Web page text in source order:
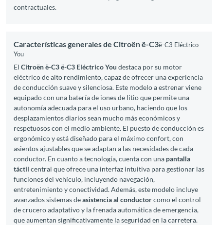
contractuales.
Características generales de Citroën ë-C3ë-C3 Eléctrico
You
El Citroën ë-C3 ë-C3 Eléctrico You destaca por su motor
eléctrico de alto rendimiento, capaz de ofrecer una experiencia
de conducción suave y silenciosa. Este modelo a estrenar viene
equipado con una batería de iones de litio que permite una
autonomía adecuada para el uso urbano, haciendo que los
desplazamientos diarios sean mucho más económicos y
respetuosos con el medio ambiente. El puesto de conducción es
ergonómico y está diseñado para el máximo confort, con
asientos ajustables que se adaptan a las necesidades de cada
conductor. En cuanto a tecnología, cuenta con una pantalla
táctil central que ofrece una interfaz intuitiva para gestionar las
funciones del vehículo, incluyendo navegación,
entretenimiento y conectividad. Además, este modelo incluye
avanzados sistemas deasistencia al conductorcomo el control
de crucero adaptativo y la frenada automática de emergencia,
que aumentan significativamente la seguridad en la carretera.